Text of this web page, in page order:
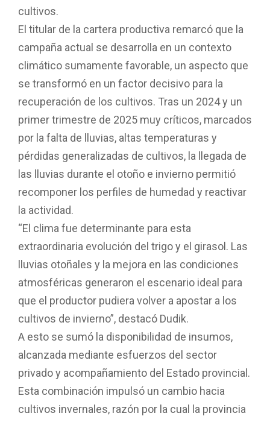
cultivos.
El titular de la cartera productiva remarcó que la
campaña actual se desarrolla en un contexto
climático sumamente favorable, un aspecto que
se transformó en un factor decisivo para la
recuperación de los cultivos. Tras un 2024 y un
primer trimestre de 2025 muy críticos, marcados
por la falta de lluvias, altas temperaturas y
pérdidas generalizadas de cultivos, la llegada de
las lluvias durante el otoño e invierno permitió
recomponer los perfiles de humedad y reactivar
la actividad.
“El clima fue determinante para esta
extraordinaria evolución del trigo y el girasol. Las
lluvias otoñales y la mejora en las condiciones
atmosféricas generaron el escenario ideal para
que el productor pudiera volver a apostar a los
cultivos de invierno”, destacó Dudik.
A esto se sumó la disponibilidad de insumos,
alcanzada mediante esfuerzos del sector
privado y acompañamiento del Estado provincial.
Esta combinación impulsó un cambio hacia
cultivos invernales, razón por la cual la provincia